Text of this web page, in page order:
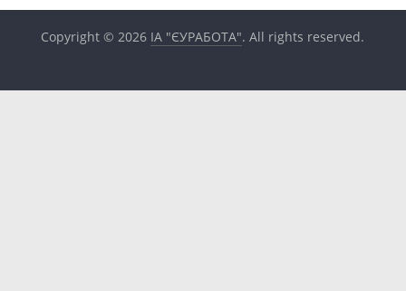
Copyright © 2026 ІА "ЄУРАБОТА". All rights reserved.